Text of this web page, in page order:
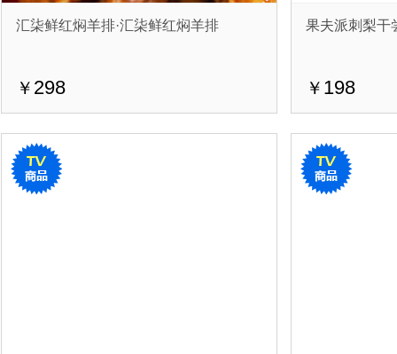
汇柒鲜红焖羊排·汇柒鲜红焖羊排
￥ 298
果夫派刺梨干
￥ 198